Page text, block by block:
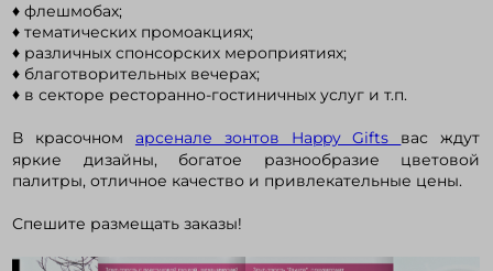
♦ флешмобах;
♦ тематических промоакциях;
♦ различных спонсорских мероприятиях;
♦ благотворительных вечерах;
♦ в секторе ресторанно-гостиничных услуг и т.п.
В красочном арсенале зонтов Happy Gifts вас ждут
яркие дизайны, богатое разнообразие цветовой
палитры, отличное качество и привлекательные цены.
Спешите размещать заказы!
Зарегистрироваться